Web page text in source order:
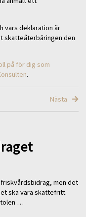
vars deklaration är
skatteåterbäringen den
på för dig som
.
Nästa
men det
ska vara skattefritt.
…